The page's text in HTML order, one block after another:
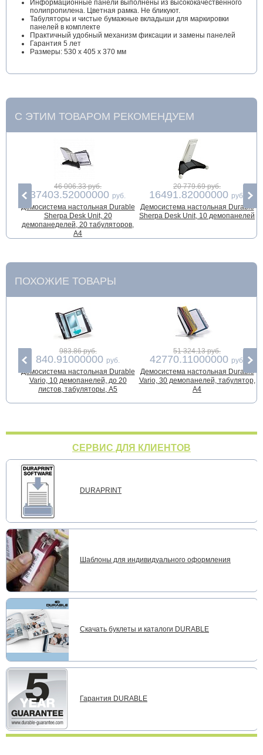
Информационные панели выполнены из высококачественного
полипропилена. Цветная рамка. Не бликуют.
Табуляторы и чистые бумажные вкладыши для маркировки
панелей в комплекте
Практичный удобный механизм фиксации и замены панелей
Гарантия 5 лет
Размеры: 530 x 405 x 370 мм
С ЭТИМ ТОВАРОМ РЕКОМЕНДУЕМ
46 006.33 руб.
37403.52000000 руб.
Демосистема настольная Durable
Sherpa Desk Unit, 20
демопанеделей, 20 табуляторов,
А4
20 779.69 руб.
16491.82000000 руб.
Демосистема настольная Durable
Sherpa Desk Unit, 10 демопанелей
ПОХОЖИЕ ТОВАРЫ
983.86 руб.
840.91000000 руб.
Демосистема настольная Durable
Vario, 10 демопанелей, до 20
листов, табуляторы, А5
51 324.13 руб.
42770.11000000 руб.
Демосистема настольная Durable
Vario, 30 демопанелей, табулятор,
А4
СЕРВИС ДЛЯ КЛИЕНТОВ
DURAPRINT
Шаблоны для индивидуального оформления
Скачать буклеты и каталоги DURABLE
Гарантия DURABLE